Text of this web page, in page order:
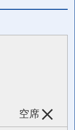
空席